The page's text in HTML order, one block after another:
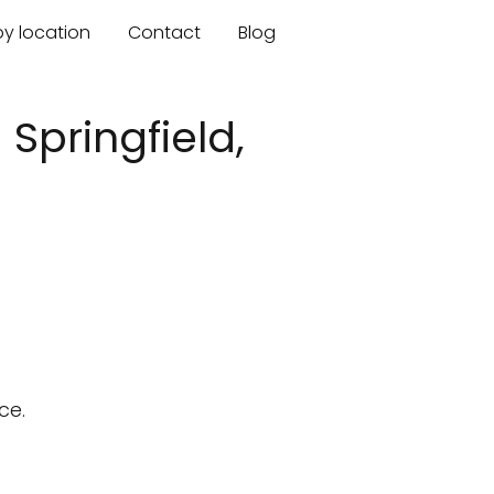
location Contact Blog
Springfield,